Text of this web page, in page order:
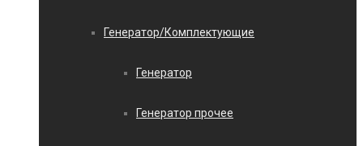
Генератор/Комплектующие
Генератор
Генератор прочее